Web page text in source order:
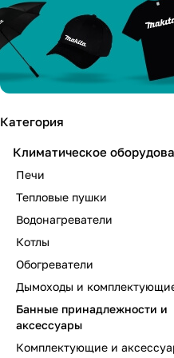
Категория
Климатическое
Печи
Тепловые пушки
Водонагреватели
Котлы
Обогреватели
Дымоходы и
Банные принадлежности и
аксессуары
Комплектующие и